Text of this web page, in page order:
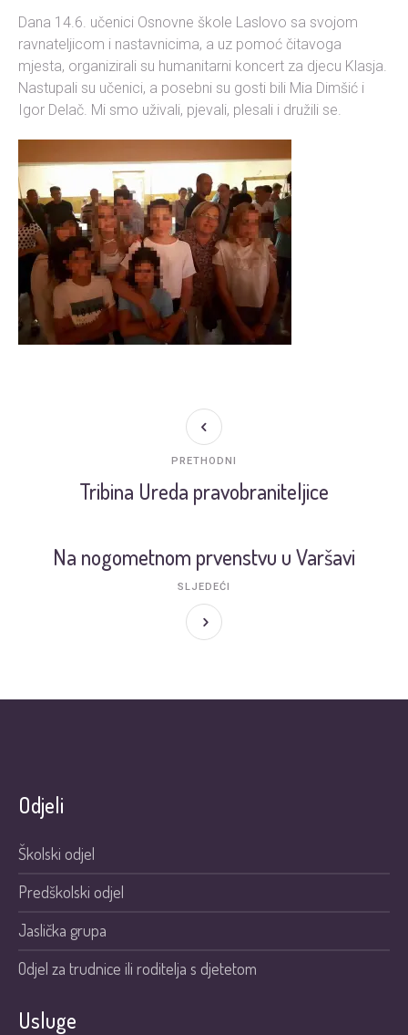
Dana 14.6. učenici Osnovne škole Laslovo sa svojom
ravnateljicom i nastavnicima, a uz pomoć čitavoga
mjesta, organizirali su humanitarni koncert za djecu Klasja.
Nastupali su učenici, a posebni su gosti bili Mia Dimšić i
Igor Delač. Mi smo uživali, pjevali, plesali i družili se.
Tribina Ureda pravobraniteljice
PRETHODNI
Na nogometnom prvenstvu u Varšavi
SLJEDEĆI
Odjeli
Školski odjel
Predškolski odjel
Jaslička grupa
Odjel za trudnice ili roditelja s djetetom
Usluge